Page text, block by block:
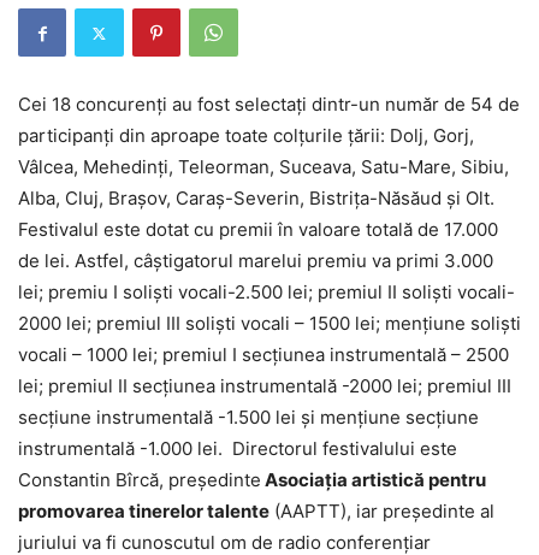
Cei 18 concurenţi au fost selectaţi dintr-un număr de 54 de
participanţi din aproape toate colţurile ţării: Dolj, Gorj,
Vâlcea, Mehedinți, Teleorman, Suceava, Satu-Mare, Sibiu,
Alba, Cluj, Brașov, Caraș-Severin, Bistrița-Năsăud şi Olt.
Festivalul este dotat cu premii în valoare totală de 17.000
de lei. Astfel, câştigatorul marelui premiu va primi 3.000
lei; premiu I solişti vocali-2.500 lei; premiul II solişti vocali-
2000 lei; premiul III solişti vocali – 1500 lei; menţiune solişti
vocali – 1000 lei; premiul I secţiunea instrumentală – 2500
lei; premiul II secţiunea instrumentală -2000 lei; premiul III
secţiune instrumentală -1.500 lei şi menţiune secţiune
instrumentală -1.000 lei. Directorul festivalului este
Constantin Bîrcă, preşedinte Asociaţia artistică pentru
promovarea tinerelor talente (AAPTT), iar preşedinte al
juriului va fi cunoscutul om de radio conferenţiar